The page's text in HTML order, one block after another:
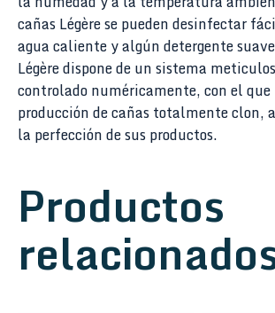
cañas Légère se pueden desinfectar
agua caliente y algún detergente
Légère dispone de un sistema
controlado numéricamente, con el
producción de cañas totalmente clon,
la perfección de sus productos.
Productos